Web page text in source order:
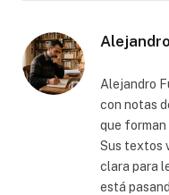
Alejandro
con notas
que forman
Sus textos
clara para
está